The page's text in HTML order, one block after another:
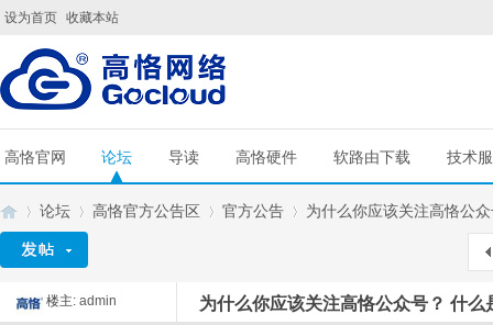
设为首页 收藏本站
高恪官网 论坛 导读 高恪硬件 软路由下载 技术
»
论坛
›
高恪官方公告区
›
官方公告
›
为什么你应该关注高恪公
楼主: admin 为什么你应该关注高恪公众号？ 什么